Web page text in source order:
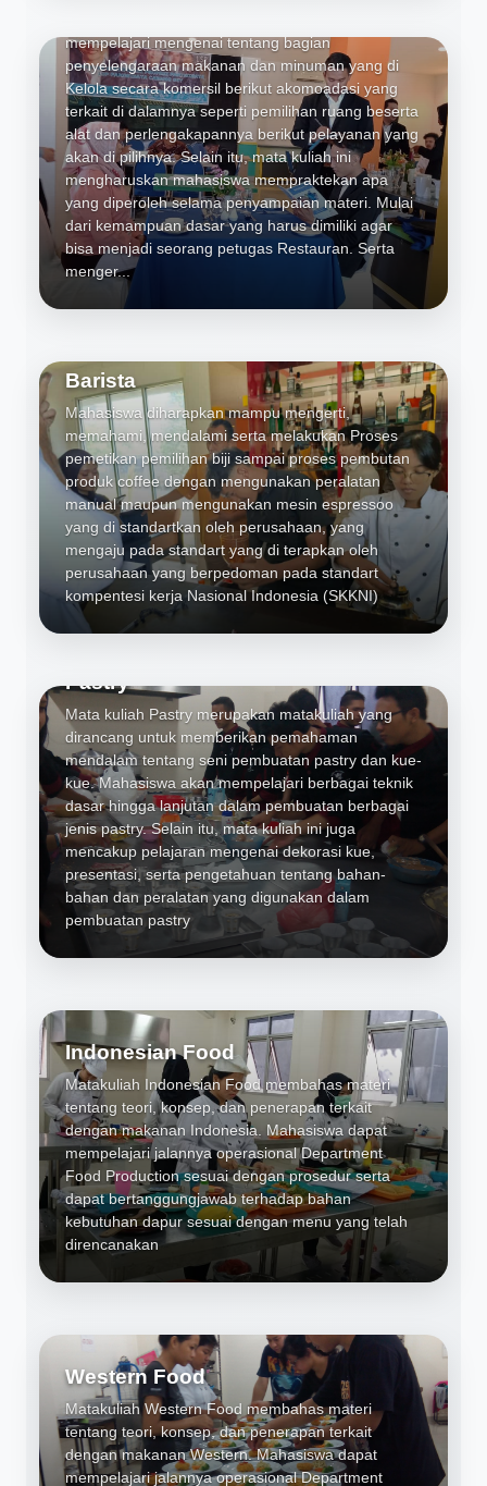
mempelajari mengenai tentang bagian
penyelengaraan makanan dan minuman yang di
Kelola secara komersil berikut akomoadasi yang
terkait di dalamnya seperti pemilihan ruang beserta
alat dan perlengakapannya berikut pelayanan yang
akan di pilihnya. Selain itu, mata kuliah ini
mengharuskan mahasiswa mempraktekan apa
yang diperoleh selama penyampaian materi. Mulai
dari kemampuan dasar yang harus dimiliki agar
bisa menjadi seorang petugas Restauran. Serta
menger...
Barista
Mahasiswa diharapkan mampu mengerti,
memahami, mendalami serta melakukan Proses
pemetikan pemilihan biji sampai proses pembutan
produk coffee dengan mengunakan peralatan
manual maupun mengunakan mesin espressoo
yang di standartkan oleh perusahaan, yang
mengaju pada standart yang di terapkan oleh
perusahaan yang berpedoman pada standart
kompentesi kerja Nasional Indonesia (SKKNI)
Pastry
Mata kuliah Pastry merupakan matakuliah yang
dirancang untuk memberikan pemahaman
mendalam tentang seni pembuatan pastry dan kue-
kue. Mahasiswa akan mempelajari berbagai teknik
dasar hingga lanjutan dalam pembuatan berbagai
jenis pastry. Selain itu, mata kuliah ini juga
mencakup pelajaran mengenai dekorasi kue,
presentasi, serta pengetahuan tentang bahan-
bahan dan peralatan yang digunakan dalam
pembuatan pastry
Indonesian Food
Matakuliah Indonesian Food membahas materi
tentang teori, konsep, dan penerapan terkait
dengan makanan Indonesia. Mahasiswa dapat
mempelajari jalannya operasional Department
Food Production sesuai dengan prosedur serta
dapat bertanggungjawab terhadap bahan
kebutuhan dapur sesuai dengan menu yang telah
direncanakan
Western Food
Matakuliah Western Food membahas materi
tentang teori, konsep, dan penerapan terkait
dengan makanan Western. Mahasiswa dapat
mempelajari jalannya operasional Department